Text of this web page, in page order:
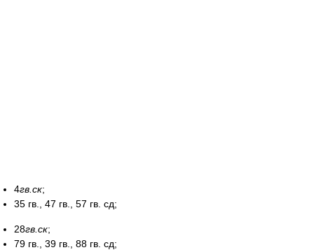
4гв.ск;
35 гв., 47 гв., 57 гв. сд;
28гв.ск;
79 гв., 39 гв., 88 гв. сд;